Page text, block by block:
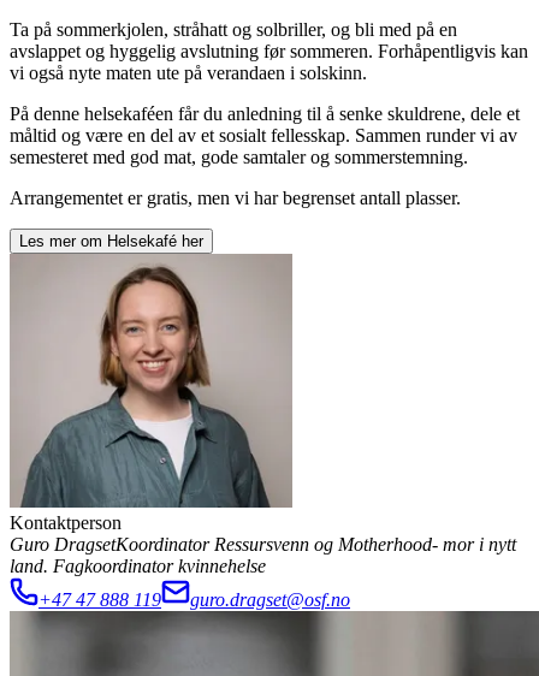
Ta på sommerkjolen, stråhatt og solbriller, og bli med på en
avslappet og hyggelig avslutning før sommeren. Forhåpentligvis kan
vi også nyte maten ute på verandaen i solskinn.
På denne helsekaféen får du anledning til å senke skuldrene, dele et
måltid og være en del av et sosialt fellesskap. Sammen runder vi av
semesteret med god mat, gode samtaler og sommerstemning.
Arrangementet er gratis, men vi har begrenset antall plasser.
Les mer om Helsekafé her
Kontaktperson
Guro DragsetKoordinator Ressursvenn og Motherhood- mor i nytt
land. Fagkoordinator kvinnehelse
+47 47 888 119
guro.dragset@osf.no